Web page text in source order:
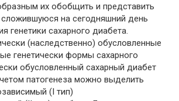
их обобщить и представить
сложившуюся на сегодняшний день
генетики сахарного диабета.
(наследственно) обусловленные
генетически формы сахарного
обусловленный сахарный диабет
патогенеза можно выделить
(I тип)